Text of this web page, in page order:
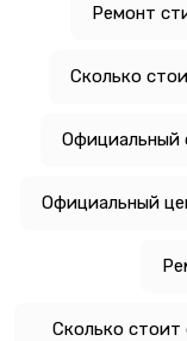
Ремонт
Сколько
Официальный
Официальный
Сколько